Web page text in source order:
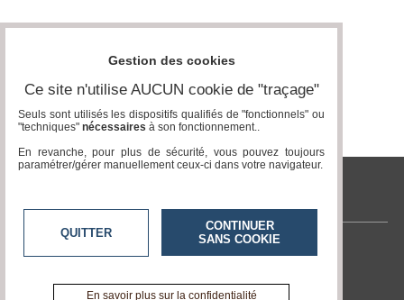
tvlocale.fr
Contactez-nous
A propos de tvlocale.fr
Gestion des cookies
Ce site n'utilise AUCUN cookie de "traçage"
Seuls sont utilisés les dispositifs qualifiés de "fonctionnels" ou
"techniques" nécessaires à son fonctionnement..
En revanche, pour plus de sécurité, vous pouvez toujours
paramétrer/gérer manuellement ceux-ci dans votre navigateur.
QUITTER
CONTINUER
SANS COOKIE
En savoir plus sur la confidentialité